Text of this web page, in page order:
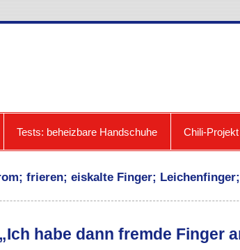
warmup-
Tests: beheizbare Handschuhe Chili-Projekt
frieren; eiskalte Finger;
habe dann fremde Finger